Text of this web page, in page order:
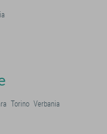
Torino Verbania